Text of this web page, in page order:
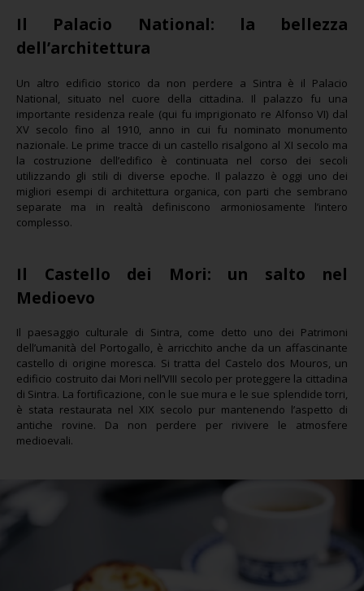
Il Palacio National: la bellezza
dell’architettura
Un altro edificio storico da non perdere a Sintra è il Palacio
National, situato nel cuore della cittadina. Il palazzo fu una
importante residenza reale (qui fu imprigionato re Alfonso VI) dal
XV secolo fino al 1910, anno in cui fu nominato monumento
nazionale. Le prime tracce di un castello risalgono al XI secolo ma
la costruzione dell’edifico è continuata nel corso dei secoli
utilizzando gli stili di diverse epoche. Il palazzo è oggi uno dei
migliori esempi di architettura organica, con parti che sembrano
separate ma in realtà definiscono armoniosamente l’intero
complesso.
Il Castello dei Mori: un salto nel
Medioevo
Il paesaggio culturale di Sintra, come detto uno dei Patrimoni
dell’umanità del Portogallo, è arricchito anche da un affascinante
castello di origine moresca. Si tratta del Castelo dos Mouros, un
edificio costruito dai Mori nell’VIII secolo per proteggere la cittadina
di Sintra. La fortificazione, con le sue mura e le sue splendide torri,
è stata restaurata nel XIX secolo pur mantenendo l’aspetto di
antiche rovine. Da non perdere per rivivere le atmosfere
medioevali.